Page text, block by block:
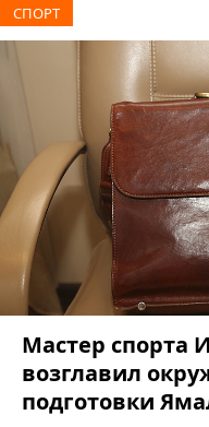
СПОРТ
Мастер спорта
возглавил
подготовки